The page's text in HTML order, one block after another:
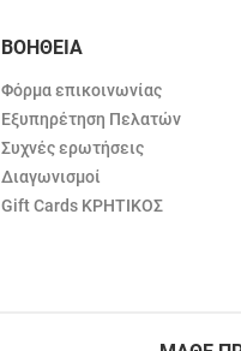
ΒΟΗΘΕΙΑ
Φόρμα επικοινωνίας
Εξυπηρέτηση Πελατών
Συχνές ερωτήσεις
Διαγωνισμοί
Gift Cards ΚΡΗΤΙΚΟΣ